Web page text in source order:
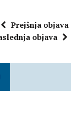
Prejšnja objava
objava